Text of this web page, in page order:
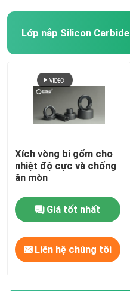
Lớp nắp Silicon Carbide
Xích vòng bi gốm cho
nhiệt độ cực và chống
ăn mòn
Giá tốt nhất
Liên hệ chúng tôi